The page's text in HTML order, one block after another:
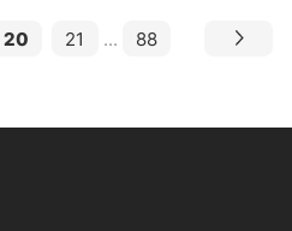
20 21 ... 88